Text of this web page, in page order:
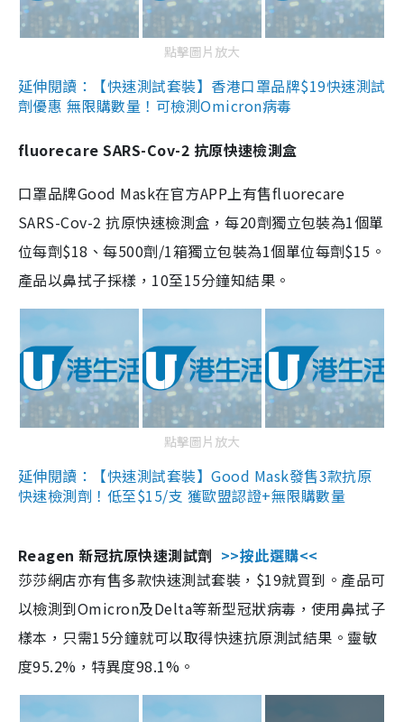
點擊圖片放大
延伸閱讀：【快速測試套裝】香港口罩品牌$19快速測試
劑優惠 無限購數量！可檢測Omicron病毒
fluorecare SARS-Cov-2 抗原快速檢測盒
口罩品牌Good Mask在官方APP上有售fluorecare
SARS-Cov-2 抗原快速檢測盒，每20劑獨立包裝為1個單
位每劑$18、每500劑/1箱獨立包裝為1個單位每劑$15。
產品以鼻拭子採樣，10至15分鐘知結果。
點擊圖片放大
延伸閱讀：【快速測試套裝】Good Mask發售3款抗原
快速檢測劑！低至$15/支 獲歐盟認證+無限購數量
Reagen 新冠抗原快速測試劑 >>按此選購<<
莎莎網店亦有售多款快速測試套裝，$19就買到。產品可
以檢測到Omicron及Delta等新型冠狀病毒，使用鼻拭子
樣本，只需15分鐘就可以取得快速抗原測試結果。靈敏
度95.2%，特異度98.1%。